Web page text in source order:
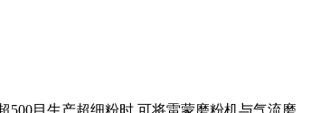
目生产超细粉时,可将雷蒙磨粉机与气流磨 .